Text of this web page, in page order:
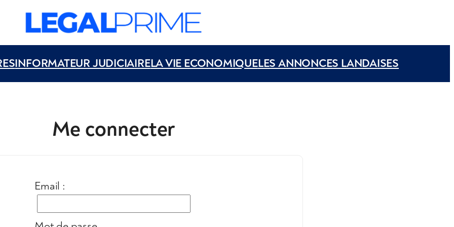
INFORMATEUR JUDICIAIRELA VIE ECONOMIQUELES ANNONCES LANDAISES
Me connecter
Email :